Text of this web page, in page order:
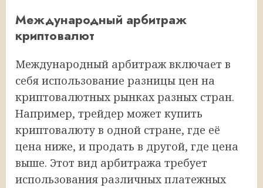
Международный арбитраж
криптовалют
Международный арбитраж включает в
себя использование разницы цен на
криптовалютных рынках разных стран.
Например, трейдер может купить
криптовалюту в одной стране, где её
цена ниже, и продать в другой, где цена
выше. Этот вид арбитража требует
использования различных платежных